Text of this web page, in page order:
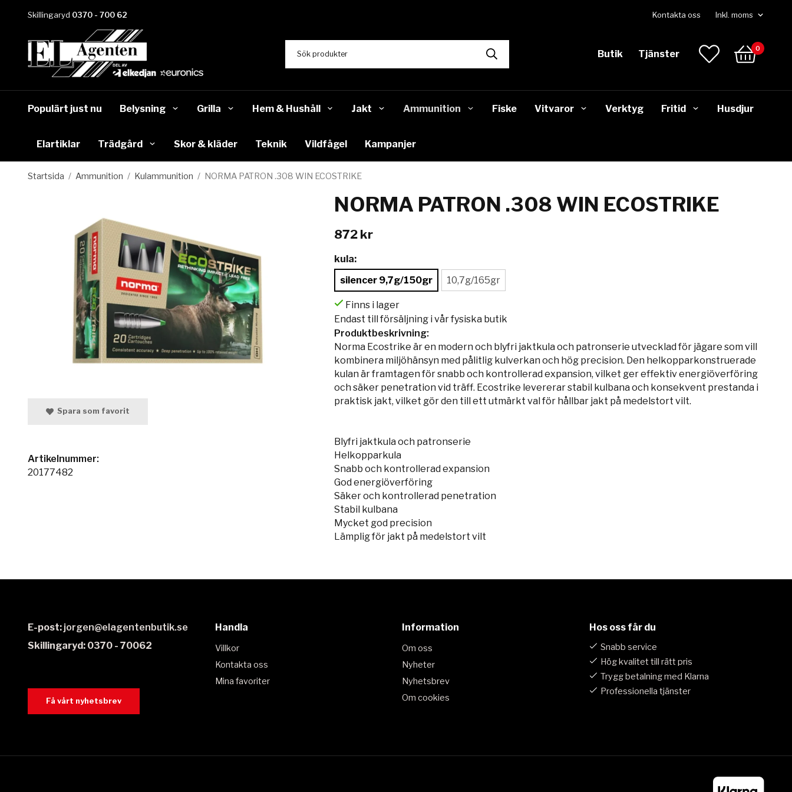
Skillingaryd 0370 - 700 62 Kontakta oss
Butik Tjänster
0
Populärt just nu Belysning Grilla Hem & Hushåll Jakt Ammunition Fiske Vitvaror Verktyg Fritid Husdjur
Elartiklar Trädgård Skor & kläder Teknik Vildfågel Kampanjer
Startsida / Ammunition / Kulammunition / NORMA PATRON .308 WIN ECOSTRIKE
NORMA PATRON .308 WIN ECOSTRIKE
872 kr
kula:
silencer 9,7g/150gr
10,7g/165gr
Finns i lager
Endast till försäljning i vår fysiska butik
Produktbeskrivning:
Norma Ecostrike är en modern och blyfri jaktkula och patronserie utvecklad för jägare som vill
kombinera miljöhänsyn med pålitlig kulverkan och hög precision. Den helkopparkonstruerade
kulan är framtagen för snabb och kontrollerad expansion, vilket ger effektiv energiöverföring
och säker penetration vid träff. Ecostrike levererar stabil kulbana och konsekvent prestanda i
praktisk jakt, vilket gör den till ett utmärkt val för hållbar jakt på medelstort vilt.
Blyfri jaktkula och patronserie
Helkopparkula
Snabb och kontrollerad expansion
God energiöverföring
Säker och kontrollerad penetration
Stabil kulbana
Mycket god precision
Lämplig för jakt på medelstort vilt
Spara som favorit
Artikelnummer:
20177482
E-post: jorgen@elagentenbutik.se
Skillingaryd: 0370 - 70062
Få vårt nyhetsbrev
Handla
Villkor
Kontakta oss
Mina favoriter
Information
Om oss
Nyheter
Nyhetsbrev
Om cookies
Hos oss får du
Snabb service
Hög kvalitet till rätt pris
Trygg betalning med Klarna
Professionella tjänster